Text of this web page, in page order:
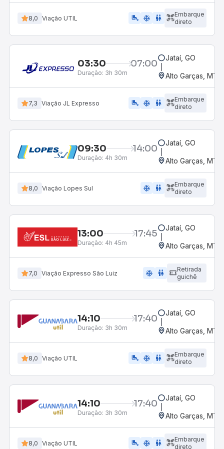
8,0 Viação UTIL airline_seat_legroom_extra ac_unit wc
Embarque
direto
03:30 07:00
Duração: 3h 30m
Jataí, GO
Alto Garças, MT
7,3 Viação JL Expresso airline_seat_legroom_extra ac_unit WC
Embarque
direto
09:30 14:00
Duração: 4h 30m
Jataí, GO
Alto Garças, MT
8,0 Viação Lopes Sul ac_unit wc
Embarque
direto
13:00 17:45
Duração: 4h 45m
Jataí, GO
Alto Garças, MT
7,0 Viação Expresso São Luiz ac_unit wc
Retirada
guichê
14:10 17:40
Duração: 3h 30m
Jataí, GO
Alto Garças, MT
8,0 Viação UTIL airline_seat_legroom_extra ac_unit WC
Embarque
direto
14:10 17:40
Duração: 3h 30m
Jataí, GO
Alto Garças, MT
8,0 Viação UTIL airline_seat_legroom_extra ac_unit wc
Embarque
direto